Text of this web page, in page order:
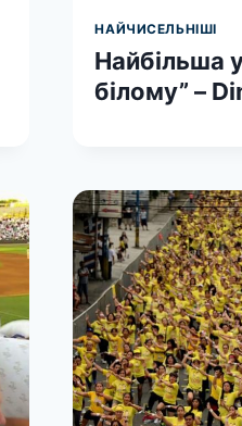
НАЙЧИСЕЛЬНІШІ
Найбільша у
білому” –